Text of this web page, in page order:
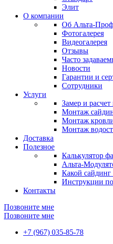
Элит
О компании
Об Альта-
Фотогалерея
Видеогалерея
Отзывы
Часто
Новости
Гарантии и
Сотрудники
Услуги
Замер и расчет
Монтаж
Монтаж
Монтаж
Доставка
Полезное
Калькулятор
Альта-
Какой сайдинг
Инструкции
Контакты
Позвоните мне
Позвоните мне
+7 (967) 035-85-78